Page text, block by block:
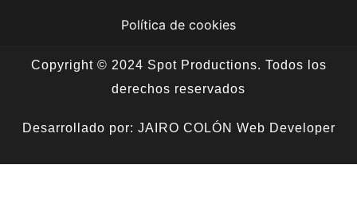
Política de cookies
Copyright © 2024 Spot Productions. Todos los
derechos reservados
Desarrollado por: JAIRO COLÓN Web Developer